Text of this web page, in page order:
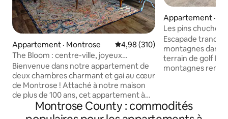
Appartement · Montrose Note moyenne de 4,98 sur 5,
4,98 (310)
The Bloom : centre-ville, joyeux
2 chambres avec terrasse ensoleillée
Bienvenue dans notre appartement de
deux chambres charmant et gai au cœur
de Montrose ! Attaché à notre maison
de plus de 100 ans, cet appartement à
l'étage dispose d'une terrasse
ensoleillée, parfaite pour profiter du
Appartement ·
Les pins
Escapade
montagnes dans
terrain de golf
montagnes
pins piñon, de
d'animaux
Montrose County : commodités